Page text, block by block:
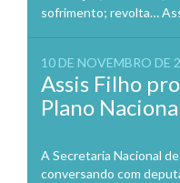
sofrimento; revolta…
10 DE NOVEMBRO DE
Assis Filho
Plano
A Secretaria Nacional
conversando com